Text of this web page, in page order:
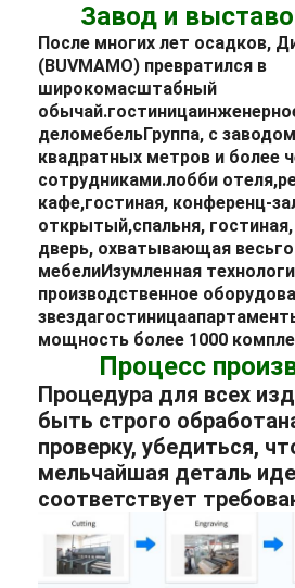
Завод и
После многих лет осадков,
(BUVMAMO) превратился в
широкомасштабный
обычай.гостиница
деломебельГруппа, с
квадратных метров и более
сотрудниками.лобби отеля,
кафе,гостиная, конференц-
открытый,спальня,
дверь, охватывающая весь
мебелиИзумленная
производственное
звездагостиница
мощность более 1000
Процесс
Процедура для всех
быть строго
проверку, убедиться,
мельчайшая деталь
соответствует